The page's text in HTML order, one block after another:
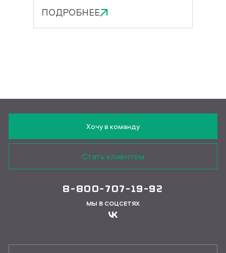
ПОДРОБНЕЕ
Хочу в команду
Стать клиентом
8-800-707-19-92
МЫ В СОЦСЕТЯХ